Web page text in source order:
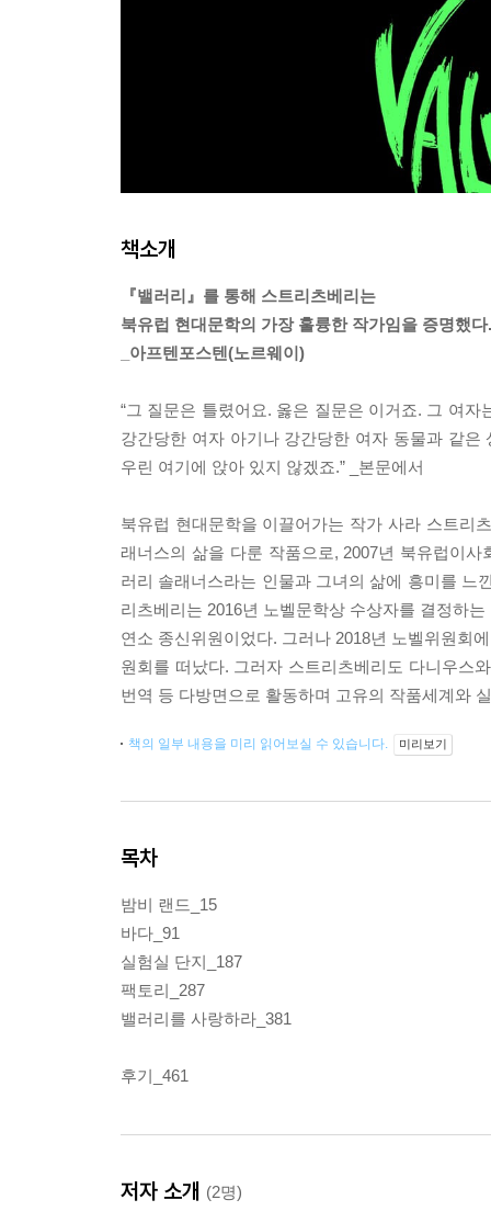
책소개
『밸러리』를 통해 스트리츠베리는
북유럽 현대문학의 가장 훌륭한 작가임을 증명했다.
_아프텐포스텐(노르웨이)
“그 질문은 틀렸어요. 옳은 질문은 이거죠. 그 여
강간당한 여자 아기나 강간당한 여자 동물과 같
우린 여기에 앉아 있지 않겠죠.” _본문에서
북유럽 현대문학을 이끌어가는 작가 사라 스트리
래너스의 삶을 다룬 작품으로, 2007년 북유럽이
러리 솔래너스라는 인물과 그녀의 삶에 흥미를 느
리츠베리는 2016년 노벨문학상 수상자를 결정하
연소 종신위원이었다. 그러나 2018년 노벨위원회
원회를 떠났다. 그러자 스트리츠베리도 다니우스
번역 등 다방면으로 활동하며 고유의 작품세계와
책의 일부 내용을 미리 읽어보실 수 있습니다. 미리보기
목차
밤비 랜드_15
바다_91
실험실 단지_187
팩토리_287
밸러리를 사랑하라_381
후기_461
저자 소개 (2명)